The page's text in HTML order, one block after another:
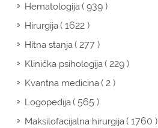
Hematologija( 939 )
Hirurgija( 1622 )
Hitna stanja( 277 )
Klinička psihologija( 229 )
Kvantna medicina( 2 )
Logopedija( 565 )
Maksilofacijalna hirurgija( 1760 )